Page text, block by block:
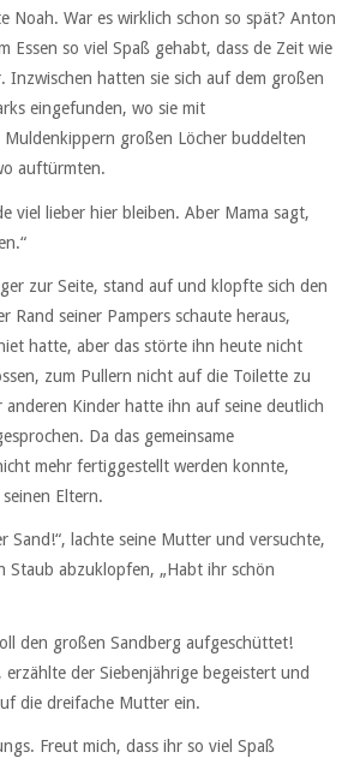
Noah. War es wirklich schon so spät? Anton
Essen so viel Spaß gehabt, dass de Zeit wie
Inzwischen hatten sie sich auf dem großen
eingefunden, wo sie mit
großen Löcher buddelten
auftürmten.
viel lieber hier bleiben. Aber Mama sagt,
zur Seite, stand auf und klopfte sich den
Rand seiner Pampers schaute heraus,
hatte, aber das störte ihn heute nicht
zum Pullern nicht auf die Toilette zu
anderen Kinder hatte ihn auf seine deutlich
Da das gemeinsame
mehr fertiggestellt werden konnte,
Eltern.
Sand!“, lachte seine Mutter und versuchte,
Staub abzuklopfen, „Habt ihr schön
den großen Sandberg aufgeschüttet!
erzählte der Siebenjährige begeistert und
die dreifache Mutter ein.
Freut mich, dass ihr so viel Spaß